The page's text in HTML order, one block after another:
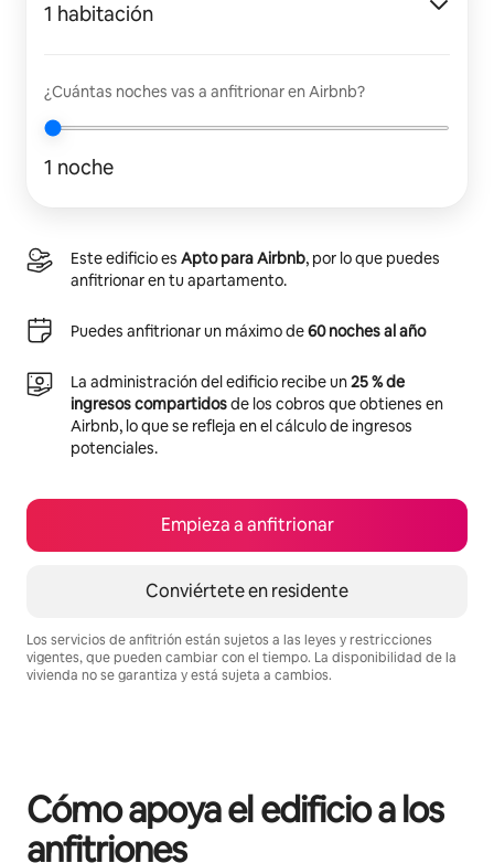
1 habitación
¿Cuántas noches vas a anfitrionar en Airbnb?
1 noche
Este edificio es Apto para Airbnb, por lo que puedes
anfitrionar en tu apartamento.
Puedes anfitrionar un máximo de60 noches al año
La administración del edificio recibe un25 % de
ingresos compartidosde los cobros que obtienes en
Airbnb, lo que se refleja en el cálculo de ingresos
potenciales.
Empieza a anfitrionar
Conviértete en residente
Los servicios de anfitrión están sujetos a las leyes y restricciones
vigentes, que pueden cambiar con el tiempo. La disponibilidad de la
vivienda no se garantiza y está sujeta a cambios.
Cómo apoya el edificio a los
anfitriones